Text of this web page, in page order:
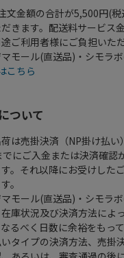
文金額の合計が5,500円(
きます。配送料サービス
ご利用者様にご負担いただ
モール(直送品)・シモラボ
こちら
ついて
は売掛決済（NP掛け払
にご入金または決済確認
。それ以降にお受けした
。
モール(直送品)・シモラボ
庫状況及び決済方法によ
るべく日数に余裕をもっ
タイプの決済方法、売掛